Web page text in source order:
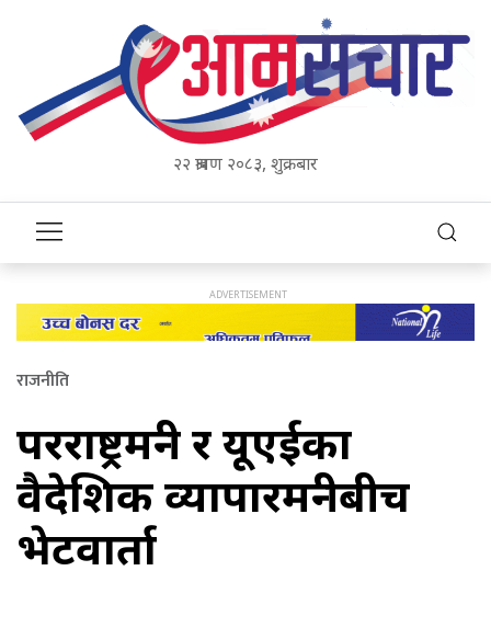
२२ श्रावण २०८३, शुक्रबार
राजनीति
परराष्ट्रमन्त्री र यूएईका
वैदेशिक व्यापारमन्त्रीबीच
भेटवार्ता